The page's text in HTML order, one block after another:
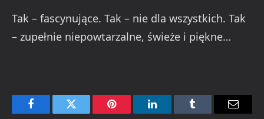
Tak – fascynujące. Tak – nie dla wszystkich. Tak
– zupełnie niepowtarzalne, świeże i piękne…
FacebookTwitter Pinterest LinkedInTumblr Email